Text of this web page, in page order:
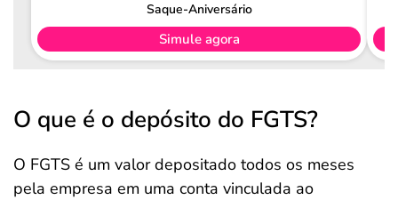
Saque-Aniversário
Simule agora
O que é o depósito do FGTS?
O FGTS é um valor depositado todos os meses
pela empresa em uma conta vinculada ao